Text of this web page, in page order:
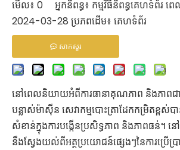
មើល៖ 0 អ្នកនិពន្ធ៖ កម្មវិធីនិពន្ធគេហទំព័រ ពេ
2024-03-28 ប្រភពដើម៖ គេហទំព័រ
សាកសួរ
នៅពេលនិយាយអំពីការធានាគុណភាព និងភាពជ
បន្លាស់ម៉ាស៊ីន សេវាកម្មបោះត្រាដែកកម្រិតខ្ពស់ប
សំខាន់ក្នុងការបង្កើនប្រសិទ្ធភាព និងភាពធន់។ ន
នឹងស្វែងយល់ពីអត្ថប្រយោជន៍ផ្សេងៗនៃការប្រើប្រ